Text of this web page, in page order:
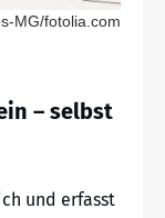
MG/fotolia.com
– selbst
und erfasst